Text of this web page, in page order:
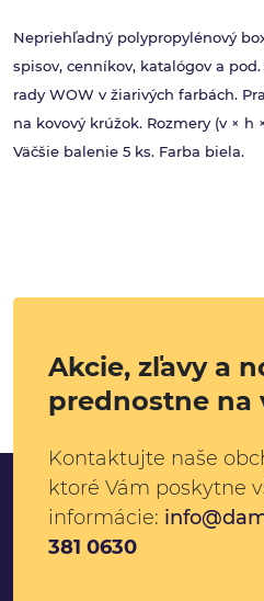
Nepriehľadný polypropylénový
spisov, cenníkov, katalógov a
rady WOW v žiarivých farbách.
na kovový krúžok. Rozmery (v × h
Väčšie balenie 5 ks. Farba biela.
Akcie, zľavy a
prednostne na
Kontaktujte naše
ktoré Vám poskytne
informácie:
381 0630